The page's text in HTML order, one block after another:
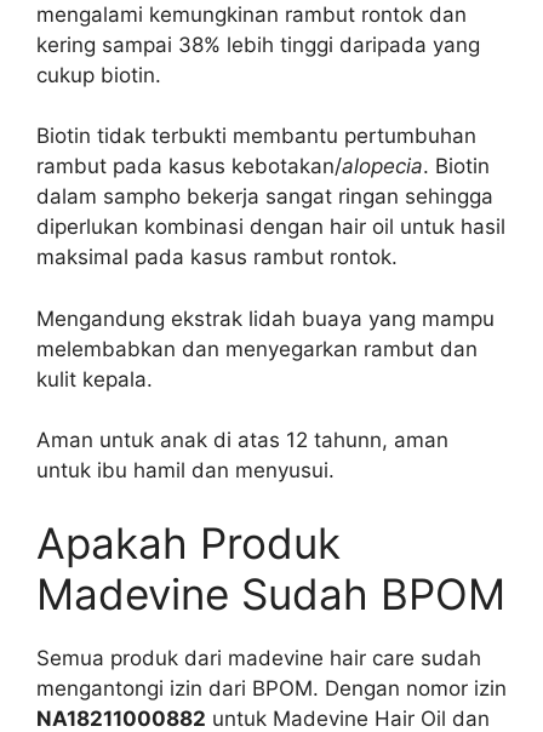
mengalami kemungkinan rambut rontok dan
kering sampai 38% lebih tinggi daripada yang
cukup biotin.
Biotin tidak terbukti membantu pertumbuhan
rambut pada kasus kebotakan/alopecia. Biotin
dalam sampho bekerja sangat ringan sehingga
diperlukan kombinasi dengan hair oil untuk hasil
maksimal pada kasus rambut rontok.
Mengandung ekstrak lidah buaya yang mampu
melembabkan dan menyegarkan rambut dan
kulit kepala.
Aman untuk anak di atas 12 tahunn, aman
untuk ibu hamil dan menyusui.
Apakah Produk
Madevine Sudah BPOM
Semua produk dari madevine hair care sudah
mengantongi izin dari BPOM. Dengan nomor izin
NA18211000882 untuk Madevine Hair Oil dan